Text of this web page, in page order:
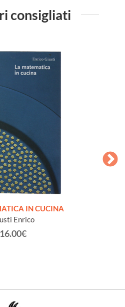
consigliati
IN CUCINA
Enrico
16.00€